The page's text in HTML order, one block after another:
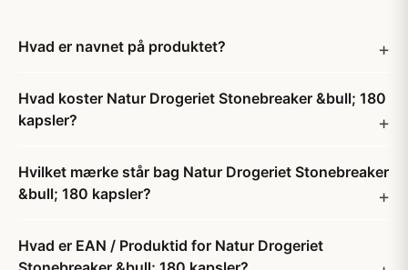
Hvad er navnet på produktet?
Hvad koster Natur Drogeriet Stonebreaker &bull; 180
kapsler?
Hvilket mærke står bag Natur Drogeriet Stonebreaker
&bull; 180 kapsler?
Hvad er EAN / Produktid for Natur Drogeriet